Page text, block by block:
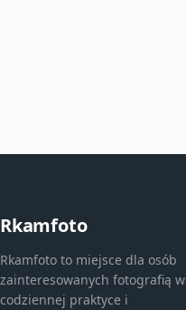
Rkamfoto
Rkamfoto to miejsce dla osób
zainteresowanych fotografią w
codziennej praktyce i